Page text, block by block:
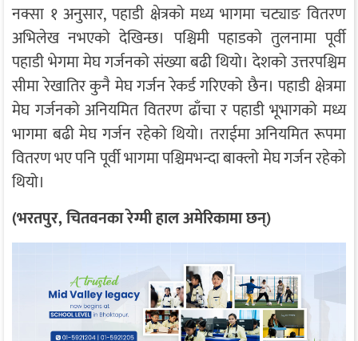
नक्सा १ अनुसार, पहाडी क्षेत्रको मध्य भागमा चट्याङ वितरण
अभिलेख नभएको देखिन्छ। पश्चिमी पहाडको तुलनामा पूर्वी
पहाडी भेगमा मेघ गर्जनको संख्या बढी थियो। देशको उत्तरपश्चिम
सीमा रेखातिर कुनै मेघ गर्जन रेकर्ड गरिएको छैन। पहाडी क्षेत्रमा
मेघ गर्जनको अनियमित वितरण ढाँचा र पहाडी भूभागको मध्य
भागमा बढी मेघ गर्जन रहेको थियो। तराईमा अनियमित रूपमा
वितरण भए पनि पूर्वी भागमा पश्चिमभन्दा बाक्लो मेघ गर्जन रहेको
थियो।
(भरतपुर, चितवनका रेग्मी हाल अमेरिकामा छन्)